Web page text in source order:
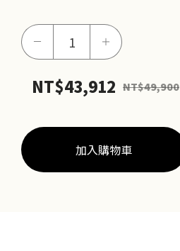
－
緻
現
＋
NT$43,912 NT$49,900
加入購物車